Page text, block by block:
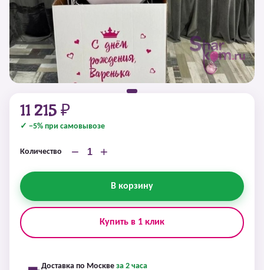
11 215 ₽
✓ −5% при самовывозе
Количество − +
В корзину
Купить в 1 клик
Доставка по Москве за 2 часа